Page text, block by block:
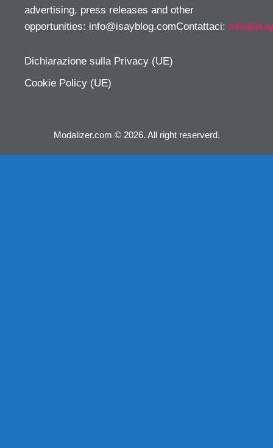
advertising, press releases and other
opportunities: info@isayblog.comContattaci:
Dichiarazione sulla Privacy (UE)
Cookie Policy (UE)
Modalizer.com © 2026. All right reserverd.